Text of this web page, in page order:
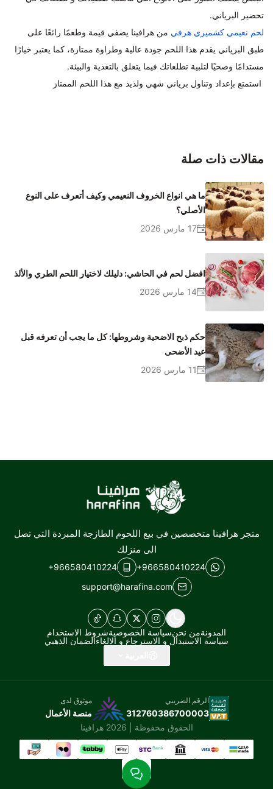
تحضير البرياني.
لحم نعيمي كشميري هرفي من هرافينا يضفي قيمة وطعمًا رائعًا على
طبق البرياني يقدم هذا اللحم جودة عالية وطراوة ممتازة، كما يعتبر خيارًا
مستدامًا وصحيًا لتلبية تطلعاتك فيما يتعلق بالتغذية والبيئة.
استمتع بإعداد وتناول برياني شهي ولذيذ مع هذا اللحم الممتاز
مقالات ذات صلة
ما هي انواع الخروف النعيمي وكيف أتعرف على النوع
الأصلي؟
17 مارس 2026
افضل لحم في الحاشي: دليلك لاختيار اللحم الطري والألذ
14 مارس 2026
حكم ذبح الاضحية وشروطها: كل ما يجب أن تعرفه قبل
عيد الأضحى
11 مارس 2026
متجر هرافينا متخصصين في بيع اللحوم الطازجة المبردة التي تصل
الى منزلك
+966580410224
+966580410224
support@harafina.com
المدونةمن نحنسياسة الخصوصيةشروط الاستخدام
سياسة الاستبدال و الاسترجاع و الالغاءالضمان الذهبي
الرقم الضريبي
312760386700003
موثوق لدى
منصة الأعمال
الحقوق محفوظة | 2026
هرافينا